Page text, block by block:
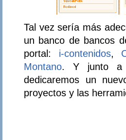
Tal vez sería más
un banco de bancos
portal: i-contenidos,
Montano. Y junto a
dedicaremos un
proyectos y las